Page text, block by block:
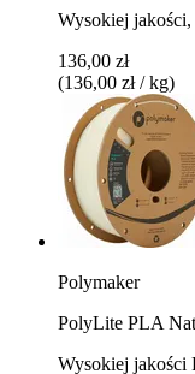
Wysokiej
136,00 zł
(136,00 zł / kg)
Polymaker
PolyLite PLA
Wysokiej jakości